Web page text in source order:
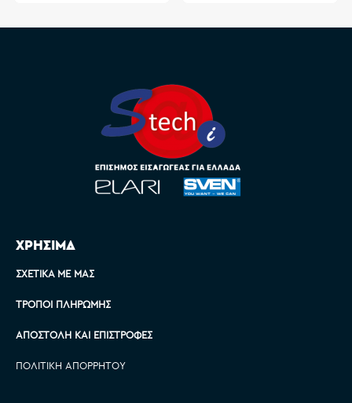
ΧΡΗΣΙΜΑ
ΣΧΕΤΙΚΆ ΜΕ ΜΑΣ
ΤΡΌΠΟΙ ΠΛΗΡΩΜΉΣ
ΑΠΟΣΤΟΛΉ ΚΑΙ ΕΠΙΣΤΡΟΦΈΣ
ΠΟΛΙΤΙΚΉ ΑΠΟΡΡΉΤΟΥ